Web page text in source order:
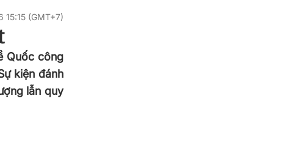
(GMT+7)
Quốc công
kiện đánh
lẫn quy